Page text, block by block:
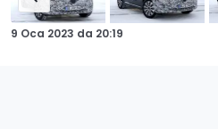
9 Oca 2023 da 20:19